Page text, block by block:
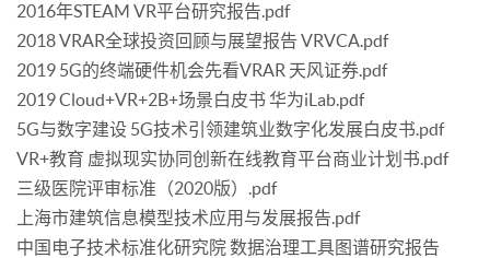
2016年STEAM VR平台研究报告.pdf
2018 VRAR全球投资回顾与展望报告 VRVCA.pdf
2019 5G的终端硬件机会先看VRAR 天风证券.pdf
2019 Cloud+VR+2B+场景白皮书 华为iLab.pdf
5G与数字建设 5G技术引领建筑业数字化发展白皮书.pdf
VR+教育 虚拟现实协同创新在线教育平台商业计划书.pdf
三级医院评审标准（2020版）.pdf
上海市建筑信息模型技术应用与发展报告.pdf
中国电子技术标准化研究院 数据治理工具图谱研究报告